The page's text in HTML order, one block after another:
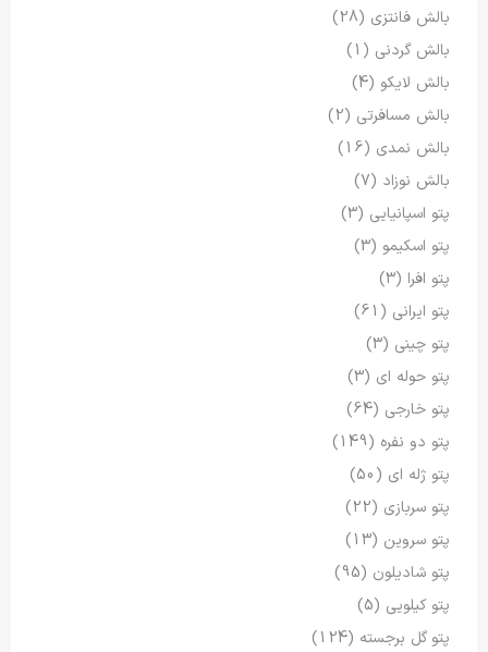
بالش فانتزی (28)
بالش گردنی (1)
بالش لایکو (4)
بالش مسافرتی (2)
بالش نمدی (16)
بالش نوزاد (7)
پتو اسپانیایی (3)
پتو اسکیمو (3)
پتو افرا (3)
پتو ایرانی (61)
پتو چینی (3)
پتو حوله ای (3)
پتو خارجی (64)
پتو دو نفره (149)
پتو ژله ای (50)
پتو سربازی (22)
پتو سروین (13)
پتو شادیلون (95)
پتو کیلویی (5)
پتو گل برجسته (124)